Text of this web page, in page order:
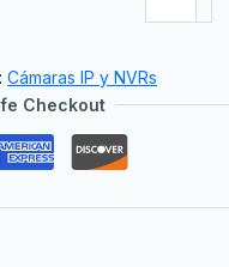
Cámaras IP y NVRs
Checkout